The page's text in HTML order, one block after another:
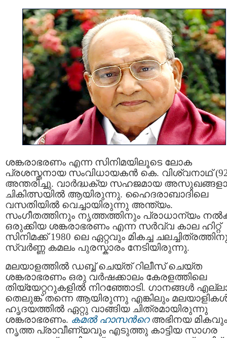
ശങ്കരാഭരണം എന്ന സിനിമയിലൂടെ ലോക
പ്രശസ്തനായ സംവിധായകൻ കെ. വിശ്വനാഥ്
അന്തരിച്ചു. വാര്‍ദ്ധക്യ സഹജമായ
ചികിത്സയില്‍ ആയിരുന്നു. ഹൈദരാബാദിലെ
വസതിയില്‍ വെച്ചായിരുന്നു അന്ത്യം.
സംഗീതത്തിനും നൃത്തത്തിനും പ്രാധാന്യം
ഒരുക്കിയ ശങ്കരാഭരണം എന്ന സര്‍വ്വ കാല ഹിറ്റ്
സിനിമക്ക് 1980 ലെ ഏറ്റവും മികച്ച
സ്വർണ്ണ കമലം പുരസ്കാരം നേടിയിരുന്നു.
മലയാളത്തില്‍ ഡബ്ബ് ചെയ്ത് റിലീസ് ചെയ്ത
ശങ്കരാഭരണം ഒരു വര്‍ഷക്കാലം കേരളത്തിലെ
തിയ്യേറ്ററുകളില്‍ നിറഞ്ഞോടി. ഗാനങ്ങള്‍
തെലുങ്ക് തന്നെ ആയിരുന്നു എങ്കിലും
ഹൃദയത്തില്‍ ഏറ്റു വാങ്ങിയ ചിത്രമായിരുന്നു
ശങ്കരാഭരണം. കമല്‍ ഹാസന്‍റെഅഭിനയ മികവും
നൃത്ത പ്രാവീണ്യവും എടുത്തു കാട്ടിയ സാഗര